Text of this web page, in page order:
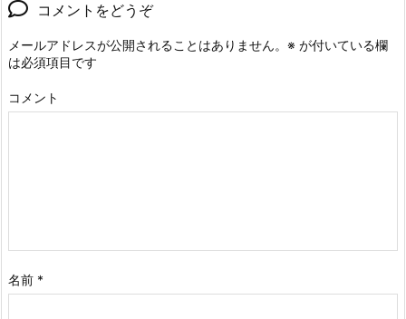
コメントをどうぞ
メールアドレスが公開されることはありません。 ※ が付いている欄
は必須項目です
コメント
名前 *